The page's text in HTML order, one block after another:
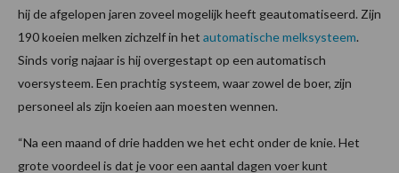
hij de afgelopen jaren zoveel mogelijk heeft geautomatiseerd. Zijn
190 koeien melken zichzelf in het automatische melksysteem.
Sinds vorig najaar is hij overgestapt op een automatisch
voersysteem. Een prachtig systeem, waar zowel de boer, zijn
personeel als zijn koeien aan moesten wennen.
“Na een maand of drie hadden we het echt onder de knie. Het
grote voordeel is dat je voor een aantal dagen voer kunt